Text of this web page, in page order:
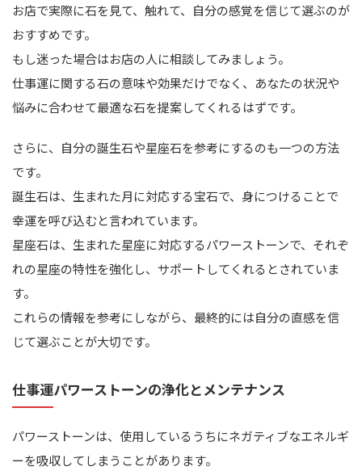
お店で実際に石を見て、触れて、自分の感覚を信じて選ぶのが
おすすめです。
もし迷った場合はお店の人に相談してみましょう。
仕事運に関する石の意味や効果だけでなく、あなたの状況や
悩みに合わせて最適な石を提案してくれるはずです。
さらに、自分の誕生石や星座石を参考にするのも一つの方法
です。
誕生石は、生まれた月に対応する宝石で、身につけることで
幸運を呼び込むと言われています。
星座石は、生まれた星座に対応するパワーストーンで、それぞ
れの星座の特性を強化し、サポートしてくれるとされていま
す。
これらの情報を参考にしながら、最終的には自分の直感を信
じて選ぶことが大切です。
仕事運パワーストーンの浄化とメンテナンス
パワーストーンは、使用しているうちにネガティブなエネルギ
ーを吸収してしまうことがあります。